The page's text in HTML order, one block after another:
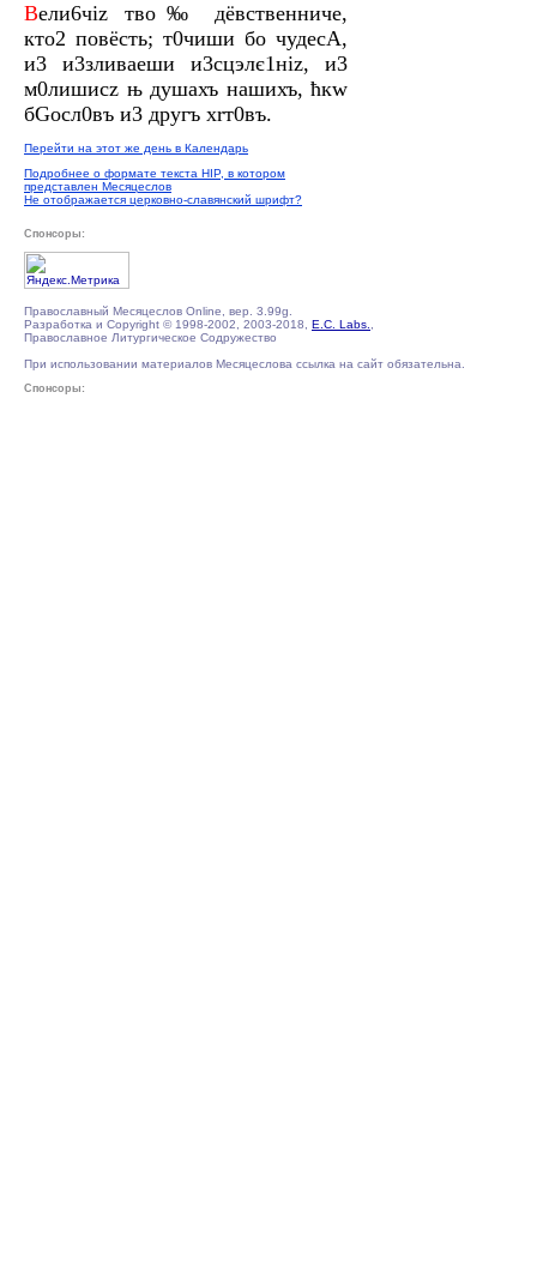
Вели6чіz тво‰ дёвственниче,
кто2 повёсть; т0чиши бо чудесA,
и3 и3зливaеши и3сцэлє1ніz, и3
м0лишисz њ душaхъ нaшихъ, ћкw
бGосл0въ и3 дрyгъ хrт0въ.
Перейти на этот же день в Календарь
Подробнее о формате текста HIP, в котором
представлен Месяцеслов
Не отображается церковно-славянский шрифт?
Спонсоры:
Православный Месяцеслов Online, вер. 3.99g.
Разработка и Copyright © 1998-2002, 2003-2018, E.C. Labs.
Православное Литургическое Содружество
При использовании материалов Месяцеслова ссылка на сайт обязательна.
Спонсоры: